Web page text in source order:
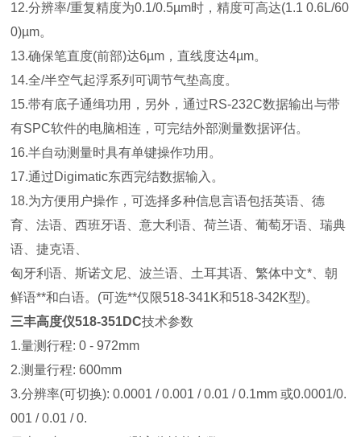
12.分辨率/重复精度为0.1/0.5µm时，精度可高达(1.1 0.6L/60
0)µm。
13.确保笔直度(前部)达6µm，直线度达4µm。
14.全/半空气起浮系列可调节气垫高度。
15.带有底子通缉功用，另外，通过RS-232C数据输出与带
有SPC软件的电脑相连，可完结外部测量数据评估。
16.半自动测量时具有单键操作功用。
17.通过Digimatic东西完结数据输入。
18.为方便用户操作，可选择多种信息言语包括英语、德
育、法语、西班牙语、意大利语、荷兰语、葡萄牙语、瑞典
语、捷克语、
匈牙利语、斯诺文尼、波兰语、土耳其语、繁体中文*、朝
鲜语**和白语。(可选**仅限518-341K和518-342K型)。
三丰高度仪518-351DC技术参数
1.量测行程: 0 - 972mm
2.测量行程: 600mm
3.分辨率(可切换): 0.0001 / 0.001 / 0.01 / 0.1mm 或0.0001/0.
001 / 0.01 / 0.